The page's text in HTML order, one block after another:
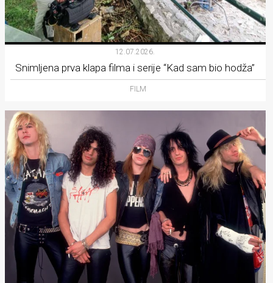
12.07.2026.
Snimljena prva klapa filma i serije “Kad sam bio hodža”
FILM